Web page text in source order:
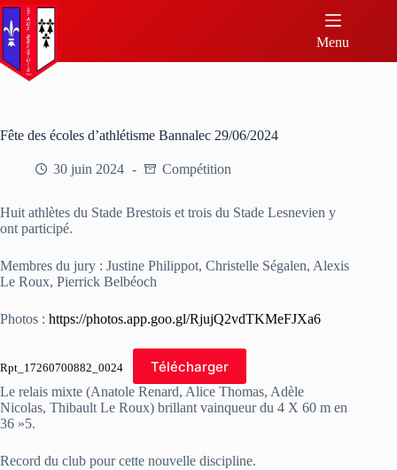
Menu
Fête des écoles d’athlétisme Bannalec 29/06/2024
30 juin 2024 Compétition
Huit athlètes du Stade Brestois et trois du Stade Lesnevien y
ont participé.
Membres du jury : Justine Philippot, Christelle Ségalen, Alexis
Le Roux, Pierrick Belbéoch
Photos : https://photos.app.goo.gl/RjujQ2vdTKMeFJXa6
Rpt_17260700882_0024 Télécharger
Le relais mixte (Anatole Renard, Alice Thomas, Adèle
Nicolas, Thibault Le Roux) brillant vainqueur du 4 X 60 m en
36 »5.
Record du club pour cette nouvelle discipline.